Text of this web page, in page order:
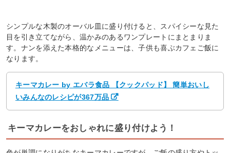
シンプルな木製のオーバル皿に盛り付けると、スパイシーな見た
目を引き立てながら、温かみのあるワンプレートにまとまりま
す。ナンを添えた本格的なメニューは、子供も喜ぶカフェご飯に
なります。
キーマカレー by エバラ食品 【クックパッド】 簡単おいし
いみんなのレシピが367万品
キーマカレーをおしゃれに盛り付けよう！